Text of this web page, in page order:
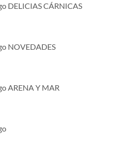
DELICIAS CÁRNICAS
NOVEDADES
ARENA Y MAR